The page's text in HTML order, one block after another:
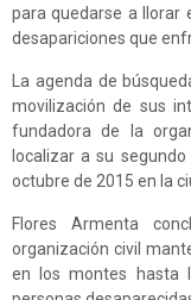
para quedarse a llorar
desapariciones que
La agenda de
movilización de sus
fundadora de la
localizar a su
octubre de 2015 en la
Flores Armenta
organización civil
en los montes hasta